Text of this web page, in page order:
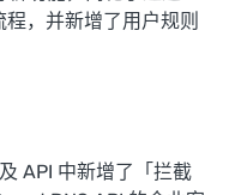
，并新增了用户规则
API 中新增了「拦截